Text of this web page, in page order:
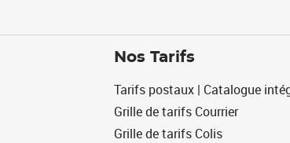
Nos Tarifs
Tarifs postaux | Catalogue
Grille de tarifs Courrier
Grille de tarifs Colis